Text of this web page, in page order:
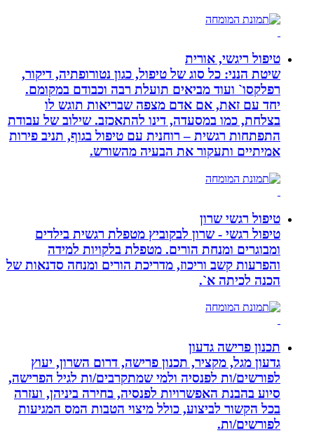
טיפול ריגשי, אורית
שיטת הנני: כל סוג של טיפול, כגון נטורופתיה, דיקור,
רפלקסו` ועוד מביאים תועלת רבה וכבודם במקומם.
יחד עם זאת, אם אדם מצפה שבריאות תוגש לו
בצלחת, כמו במסעדה, דינו להתאכזב. שילוב של עבודת
התפתחות רגשית – רוחנית עם טיפול בגוף, תניב פירות
אמיתיים ותעקור את הבעיה מהשורש.
טיפול רגשי שרון
טיפול רגשי - שרון לבקוביץ מטפלת רגשית בילדים
ומבוגרים ומנחת הורים. מטפלת בלקויות למידה
והפרעות קשב וריכוז, מדריכת הורים ומנחה סדנאות של
הכנה לכיתה א`.
תכנון פרישה גדעון
גדעון מגל, מקציר, תכנון פרישה, דרום השרון, יעוץ
לפורשים/ות לפנסיה ולמי שמתקרבים/ות לגיל הפרישה,
סיוע בהבנת האפשרויות לפנסיה, בחירה ביניהן, ועזרה
בכל הקשור לביצוע, כולל מיצוי הטבות המס המגיעות
לפורשים/ות.